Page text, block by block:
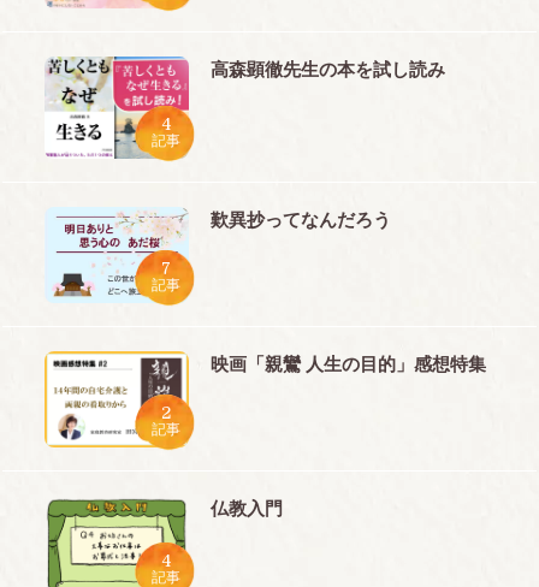
4
記事
高森顕徹先生の本を試し読み
7
記事
歎異抄ってなんだろう
2
記事
映画「親鸞 人生の目的」感想特集
4
記事
仏教入門